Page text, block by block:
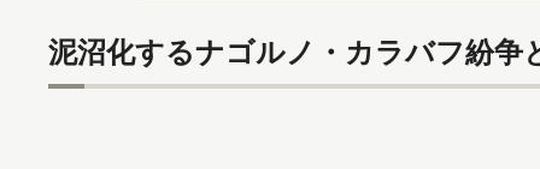
泥沼化するナゴルノ・カラバフ紛争